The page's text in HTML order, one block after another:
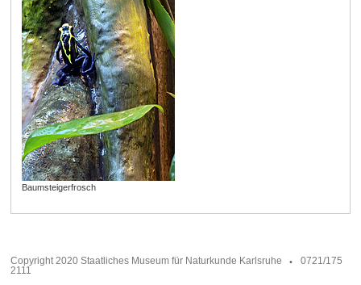
Baumsteigerfrosch
Copyright 2020 Staatliches Museum für Naturkunde Karlsruhe
0721/175
2111